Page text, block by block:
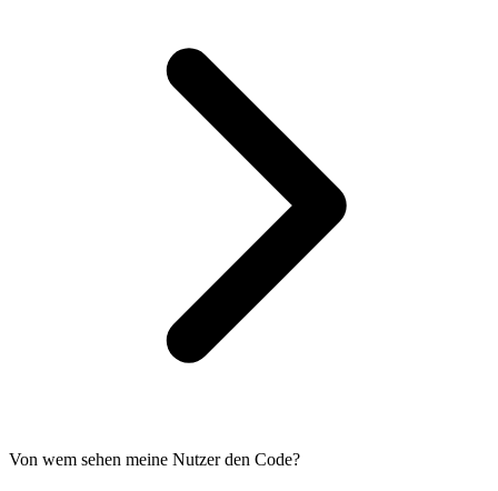
Von wem sehen meine Nutzer den Code?